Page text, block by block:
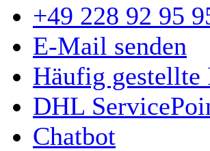
+49 228 92 95
E-Mail senden
Häufig gestellte
DHL
Chatbot